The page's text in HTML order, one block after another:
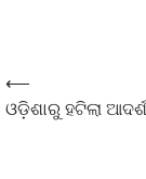
⟵
ଓଡ଼ିଶାରୁ ହଟିଲା